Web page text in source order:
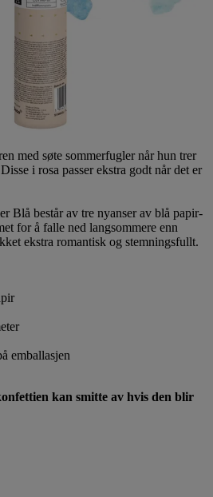
med søte sommerfugler når hun trer
i rosa passer ekstra godt når det er
Blå består av tre nyanser av blå papir-
for å falle ned langsommere enn
ekstra romantisk og stemningsfullt.
emballasjen
kan smitte av hvis den blir